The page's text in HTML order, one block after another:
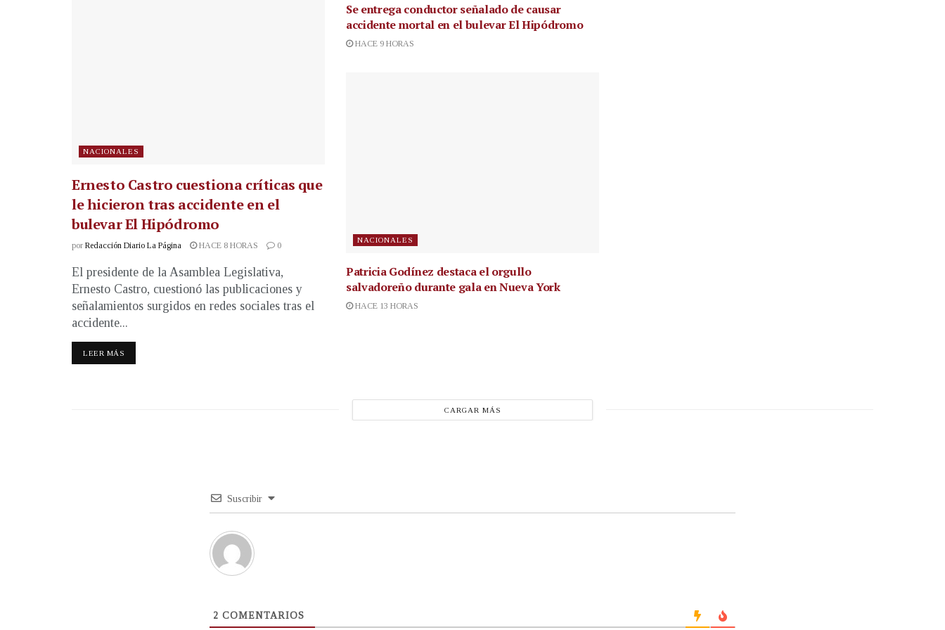
NACIONALES
Ernesto Castro cuestiona críticas que
le hicieron tras accidente en el
bulevar El Hipódromo
por Redacción Diario La Página HACE 8 HORAS 0
El presidente de la Asamblea Legislativa,
Ernesto Castro, cuestionó las publicaciones y
señalamientos surgidos en redes sociales tras el
accidente...
LEER MÁS
Se entrega conductor señalado de causar
accidente mortal en el bulevar El Hipódromo
HACE 9 HORAS
NACIONALES
Patricia Godínez destaca el orgullo
salvadoreño durante gala en Nueva York
HACE 13 HORAS
CARGAR MÁS
Suscribir
2 COMENTARIOS